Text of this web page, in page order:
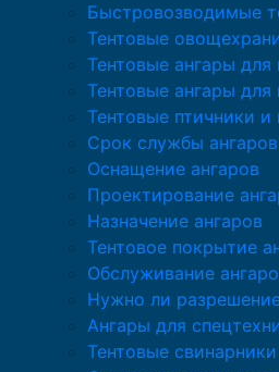
Быстровозводимые
Тентовые
Тентовые ангары для
Тентовые ангары
Тентовые птичники
Срок службы ангаров
Оснащение ангаров
Проектирование
Назначение ангаров
Тентовое покрытие
Обслуживание
Нужно ли
Ангары для
Тентовые